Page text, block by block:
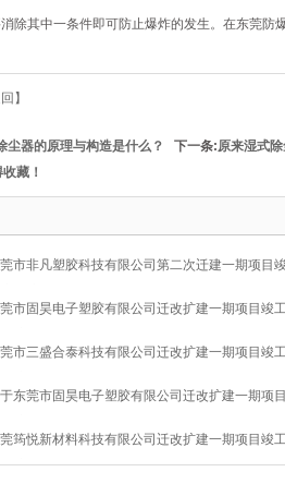
除其中一条件即可防止爆炸的发生。在东莞防
】
尘器的原理与构造是什么？ 下一条:原来湿式
藏！
市非凡塑胶科技有限公司第二次迁建一期项目
市固昊电子塑胶有限公司迁改扩建一期项目竣
市三盛合泰科技有限公司迁改扩建一期项目竣
东莞市固昊电子塑胶有限公司迁改扩建一期项
筠悦新材料科技有限公司迁改扩建一期项目竣
护验收意见